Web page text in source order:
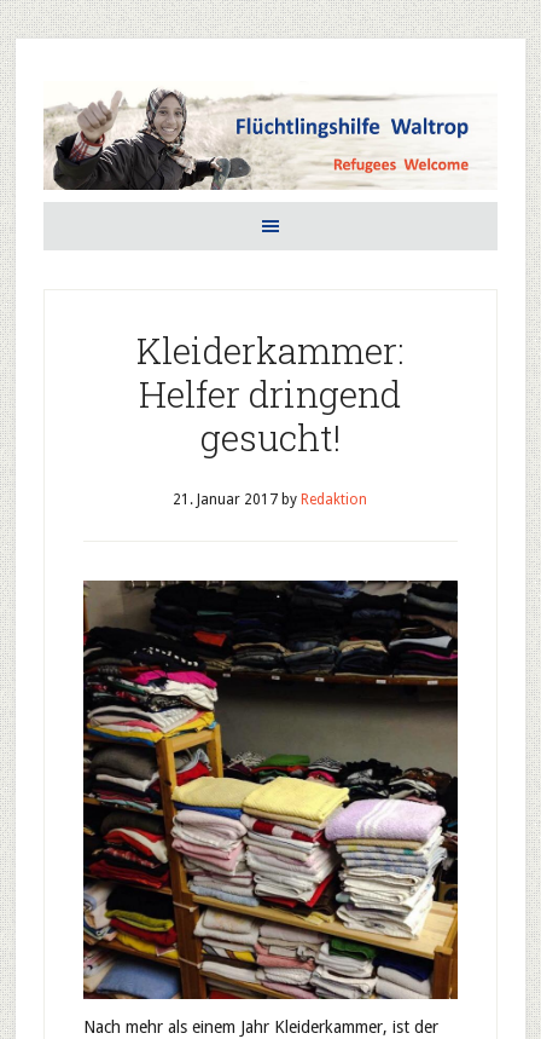
Kleiderkammer:
Helfer dringend
gesucht!
21. Januar 2017 by Redaktion
Nach mehr als einem Jahr Kleiderkammer, ist der